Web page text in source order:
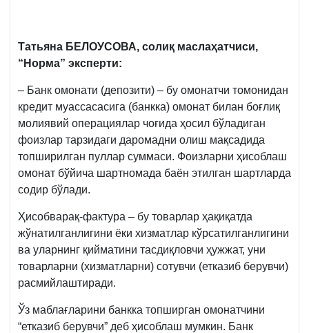
3-
Татьяна БЕЛОУСОВА, солиқ маслаҳатчиси,
“Норма” эксперти:
– Банк омонати (депозити) – бу омонатчи томонидан
кредит муассасасига (банкка) омонат билан боғлиқ
молиявий операциялар чоғида ҳосил бўладиган
фоизлар тарзидаги даромадни олиш мақсадида
топширилган пуллар суммаси. Фоизларни ҳисоблаш
омонат бўйича шартномада баён этилган шартларда
содир бўлади.
Ҳисобварақ-фактура – бу товарлар ҳақиқатда
жўнатилганлигини ёки хизматлар кўрсатилганлигини
ва уларнинг қийматини тасдиқловчи ҳужжат, уни
товарларни (хизматларни) сотувчи (етказиб берувчи)
расмийлаштиради.
Ўз маблағларини банкка топширган омонатчини
“етказиб берувчи” деб ҳисоблаш мумкин. Банк